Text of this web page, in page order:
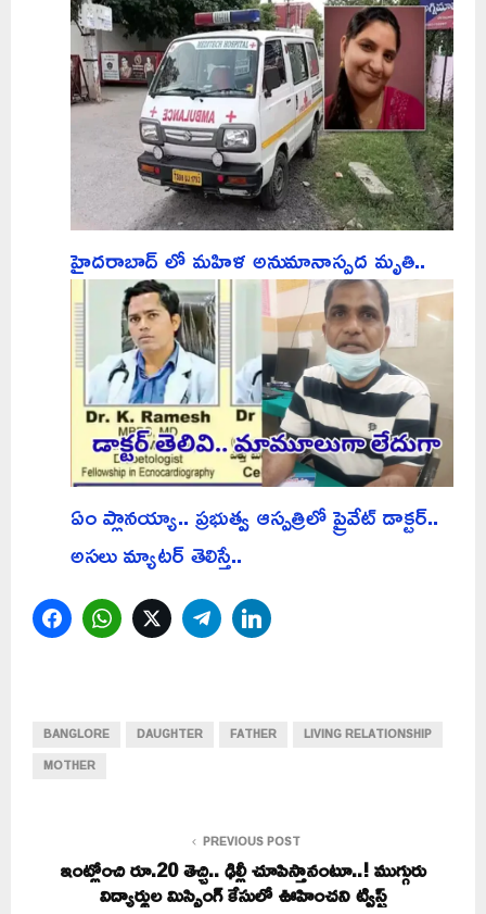
హైదరాబాద్ లో మహిళ అనుమానాస్పద మృతి..
ఏం ప్లానయ్యా.. ప్రభుత్వ ఆస్పత్రిలో ప్రైవేట్ డాక్టర్..
అసలు మ్యాటర్ తెలిస్తే..
FacebookWhatsAppTwitterTelegram
BANGLORE DAUGHTER FATHER
LIVING RELATIONSHIP
MOTHER
PREVIOUS POST
ఇంట్లోంచి రూ.20 తెచ్చి.. ఢిల్లీ చూపిస్తానంటూ..! ముగ్గురు
విద్యార్థుల మిస్సింగ్ కేసులో ఊహించని ట్విస్ట్